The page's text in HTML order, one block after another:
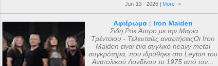
Jun-13 - 2026 | More ->
Αφιέρωμα : Iron Maiden
Σιδή Ρόκ Άστρο με την Μαρία
Τρέντσιου - Τελευταίες αναρτήσειςΟι Iron
Maiden είναι ένα αγγλικό heavy metal
συγκρότημα, που ιδρύθηκε στο Leyton του
Ανατολικού Λονδίνου το 1975 από τον...